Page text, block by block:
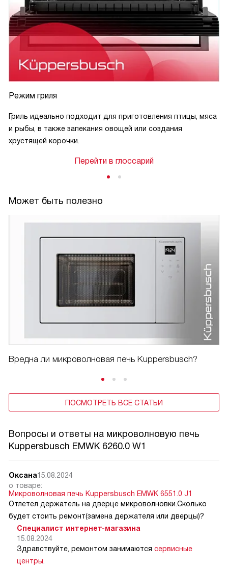
Режим гриля
Гриль идеально подходит для приготовления птицы, мяса
и рыбы, в также запекания овощей или создания
хрустящей корочки.
Перейти в глоссарий
Может быть полезно
Вредна ли микроволновая печь Kuppersbusch?
ПОСМОТРЕТЬ ВСЕ СТАТЬИ
Вопросы и ответы на микроволновую печь
Kuppersbusch EMWK 6260.0 W1
Оксана15.08.2024
о товаре:
Микроволновая печь Kuppersbusch EMWK 6551.0 J1
Отлетел держатель на дверце микроволновки.Сколько
будет стоить ремонт(замена держателя или дверцы)?
Специалист интернет-магазина
15.08.2024
Здравствуйте, ремонтом занимаются сервисные
центры.